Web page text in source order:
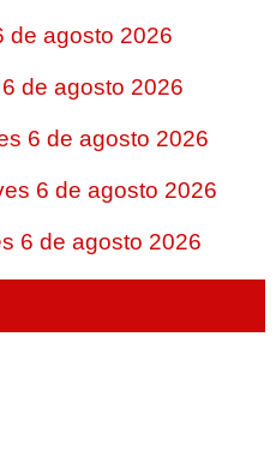
de agosto 2026
de agosto 2026
6 de agosto 2026
6 de agosto 2026
6 de agosto 2026